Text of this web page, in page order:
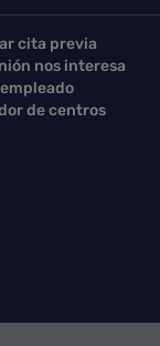
cita previa
nos interesa
de centros